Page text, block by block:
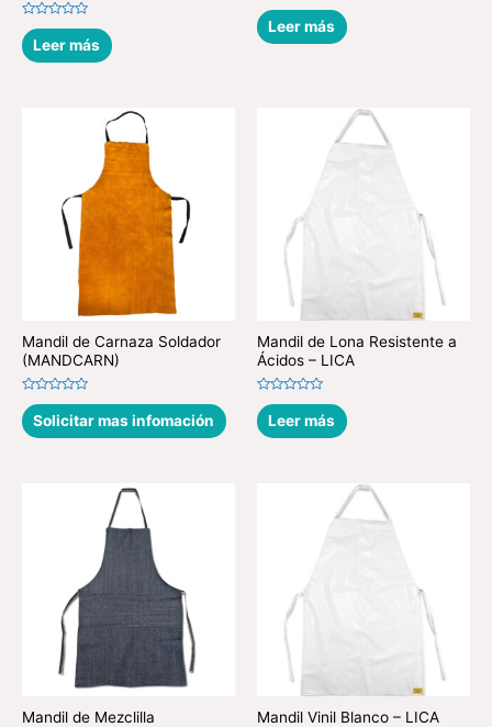
Valorado
en
0
de
Leer más
Valorado
en
0
de
Leer más
Mandil de Carnaza Soldador
(MANDCARN)
Valorado
en
0
de
Solicitar mas infomación
Mandil de Lona Resistente a
Ácidos – LICA
Valorado
en
0
de
Leer más
Mandil de Mezclilla Mandil Vinil Blanco – LICA